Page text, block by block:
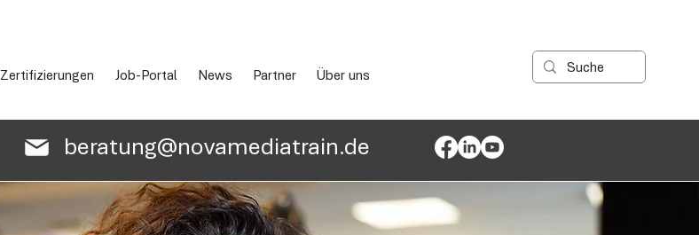
Zertifizierungen Job-Portal News Partner Über uns
beratung@novamediatrain.de